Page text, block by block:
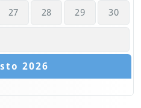
2026
27 28 29 30